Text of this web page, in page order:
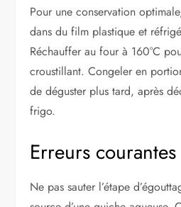
Pour une conservation
dans du film plastique et
Réchauffer au four à 160°C
croustillant. Congeler en
de déguster plus tard, après
frigo.
Erreurs
Ne pas sauter l’étape